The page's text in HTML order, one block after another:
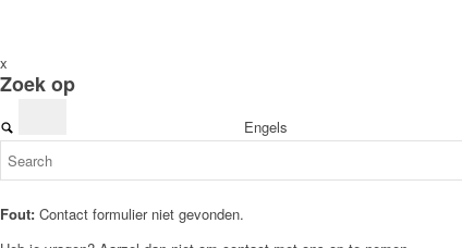
Engels
x
Zoek op
Fout: Contact formulier niet gevonden.